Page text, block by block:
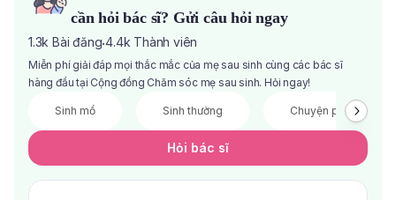
cần hỏi bác sĩ? Gửi câu hỏi ngay
1.3k Bài đăng·4.4k Thành viên
Miễn phí giải đáp mọi thắc mắc của mẹ sau sinh cùng các bác sĩ
hàng đầu tại Cộng đồng Chăm sóc mẹ sau sinh. Hỏi ngay!
Sinh mổ Sinh thường Chuyện phòng the
Hỏi bác sĩ